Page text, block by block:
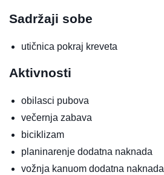
Sadržaji sobe
utičnica pokraj kreveta
Aktivnosti
obilasci pubova
večernja zabava
biciklizam
planinarenje dodatna naknada
vožnja kanuom dodatna naknada